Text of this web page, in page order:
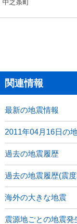
中之条町
関連情報
最新の地震情報
2011年04月16日の
過去の地震履歴
過去の地震履歴(震
海外の大きな地震
震源地ごとの地震発